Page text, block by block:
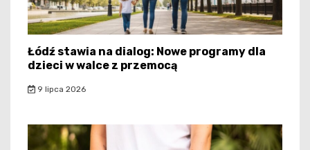
Łódź stawia na dialog: Nowe programy dla
dzieci w walce z przemocą
9 lipca 2026